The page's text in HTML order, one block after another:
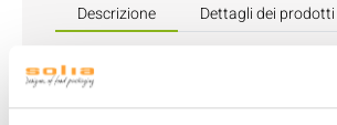
Descrizione Dettagli dei prodotti
Il bicchiere di carta rosso da 500 ml
pratica e resistente per le tue
Realizzato in cartone riciclabile,